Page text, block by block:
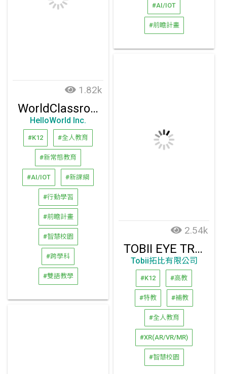
#AI/IOT
#前瞻計畫
1.82k
WorldClassroom
HelloWorld Inc.
#K12 #全人教育
#新常態教育
#AI/IOT #新課綱
#行動學習
#前瞻計畫
#智慧校園
#跨學科
#雙語教學
2.54k
TOBII EYE TRACKER 5L眼動儀教育開發套件
Tobii拓比有限公司
#K12 #高教
#特教 #補教
#全人教育
#XR(AR/VR/MR)
#智慧校園